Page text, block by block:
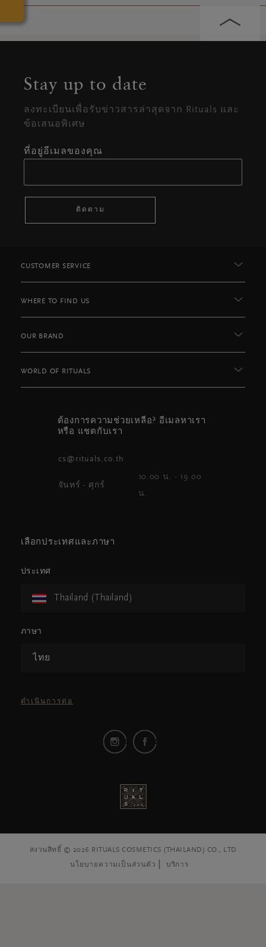
Stay up to date
ลงทะเบียนเพื่อรับข่าวสารล่าสุดจาก Rituals และ
ข้อเสนอพิเศษ
ที่อยู่อีเมลของคุณ
ติดตาม
CUSTOMER SERVICE
WHERE TO FIND US
OUR BRAND
WORLD OF RITUALS
ต้องการความช่วยเหลือ? อีเมลหาเรา
หรือ แชตกับเรา
cs@rituals.co.th
จันทร์ - ศุกร์
10.00 น. - 19.00
น.
เลือกประเทศและภาษา
ประเทศ
Thailand (Thailand)
ภาษา
ไทย
ดำเนินการต่อ
สงวนสิทธิ์ © 2026 RITUALS COSMETICS (THAILAND) CO., LTD
นโยบายความเป็นส่วนตัว บริการ